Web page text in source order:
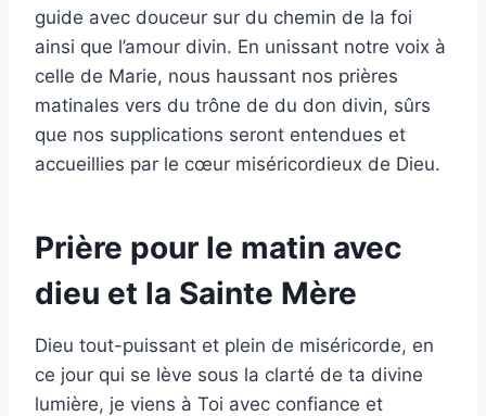
guide avec douceur sur du chemin de la foi
ainsi que l’amour divin. En unissant notre voix à
celle de Marie, nous haussant nos prières
matinales vers du trône de du don divin, sûrs
que nos supplications seront entendues et
accueillies par le cœur miséricordieux de Dieu.
Prière pour le matin avec
dieu et la Sainte Mère
Dieu tout-puissant et plein de miséricorde, en
ce jour qui se lève sous la clarté de ta divine
lumière, je viens à Toi avec confiance et